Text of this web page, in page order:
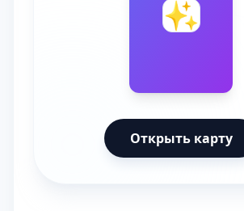
🔮
✨
Открыть карту